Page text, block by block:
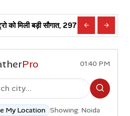
के एलिवेटेड फ्लाईओवर पर स्थापित
Pro 01:40 PM
My Location Showing: Noida